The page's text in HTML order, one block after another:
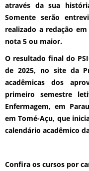
através da sua
Somente serão
realizado a redação
nota 5 ou maior.
O resultado final do
de 2025, no site da
acadêmicas dos
primeiro semestre
Enfermagem, em
em Tomé-Açu, que
calendário acadêmico
Confira os cursos por